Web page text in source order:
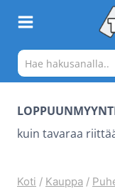
sisältöön
kuin tavaraa
Koti / Kauppa /